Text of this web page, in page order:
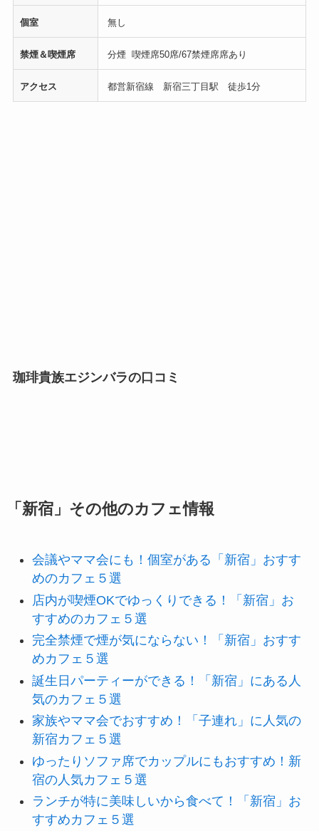
個室 無し
禁煙＆喫煙席 分煙 喫煙席50席/67禁煙席席あり
アクセス 都営新宿線 新宿三丁目駅 徒歩1分
珈琲貴族エジンバラの口コミ
「新宿」その他のカフェ情報
会議やママ会にも！個室がある「新宿」おすす
めのカフェ５選
店内が喫煙OKでゆっくりできる！「新宿」お
すすめのカフェ５選
完全禁煙で煙が気にならない！「新宿」おすす
めカフェ５選
誕生日パーティーができる！「新宿」にある人
気のカフェ５選
家族やママ会でおすすめ！「子連れ」に人気の
新宿カフェ５選
ゆったりソファ席でカップルにもおすすめ！新
宿の人気カフェ５選
ランチが特に美味しいから食べて！「新宿」お
すすめカフェ５選